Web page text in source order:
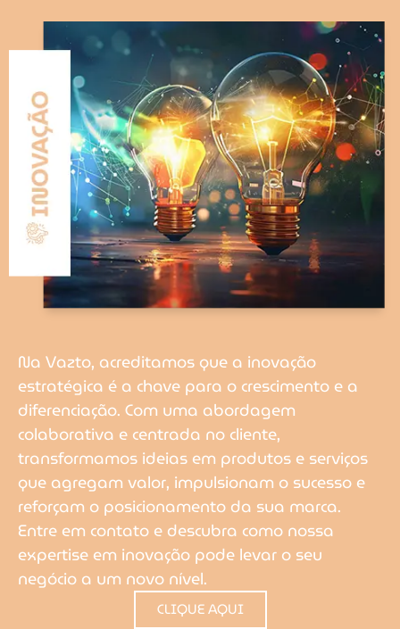
Na Vazto, acreditamos que a inovação
estratégica é a chave para o crescimento e a
diferenciação. Com uma abordagem
colaborativa e centrada no cliente,
transformamos ideias em produtos e serviços
que agregam valor, impulsionam o sucesso e
reforçam o posicionamento da sua marca.
Entre em contato e descubra como nossa
expertise em inovação pode levar o seu
negócio a um novo nível.
CLIQUE AQUI